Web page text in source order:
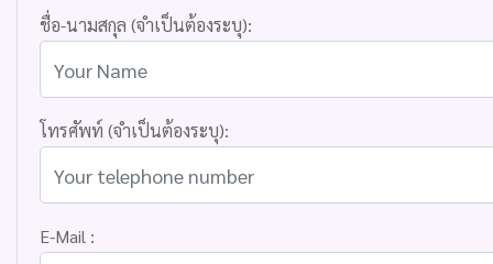
ชื่อ-นามสกุล (จำเป็นต้องระบุ):
โทรศัพท์ (จำเป็นต้องระบุ):
E-Mail :